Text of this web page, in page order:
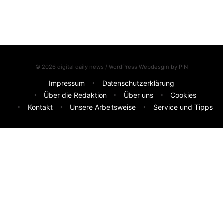
© 2026 digital daily news / WordPress Webdesgin by PIN
Impressum
Datenschutzerklärung
Über die Redaktion
Über uns
Cookies
Kontakt
Unsere Arbeitsweise Service und Tipps